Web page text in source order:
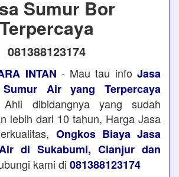
Sumur Bor
Terpercaya
081388123174
INTAN - Mau tau infoJasa
Sumur Air yang Terpercaya
dibidangnya yang sudah
lebih dari 10 tahun, Harga Jasa
Ongkos Biaya Jasa
di Sukabumi, Cianjur dan
kami di 081388123174